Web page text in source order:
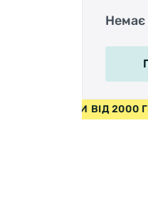
Немає
НА ВЕЛОСИПЕДИ